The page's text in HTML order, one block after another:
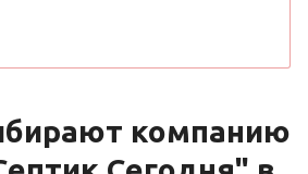
компанию